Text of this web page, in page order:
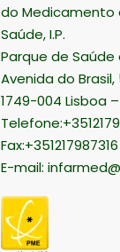
do Medicamento
Saúde, I.P.
Parque de Saúde
Avenida do Brasil,
1749-004 Lisboa
Fax:+351217987316
E-mail: